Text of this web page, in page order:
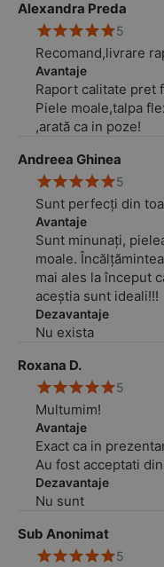
Alexandra Preda
5
Recomand,livrare
Avantaje
Raport calitate pret
Piele moale,talpa
,arată ca in poze!
Andreea Ghinea
5
Sunt perfecți din
Avantaje
Sunt minunați,
moale.
mai ales la început
aceștia sunt ideali!!!
Dezavantaje
Nu exista
Roxana D.
5
Multumim!
Avantaje
Exact ca in
Au fost acceptati
Dezavantaje
Nu sunt
Sub Anonimat
5